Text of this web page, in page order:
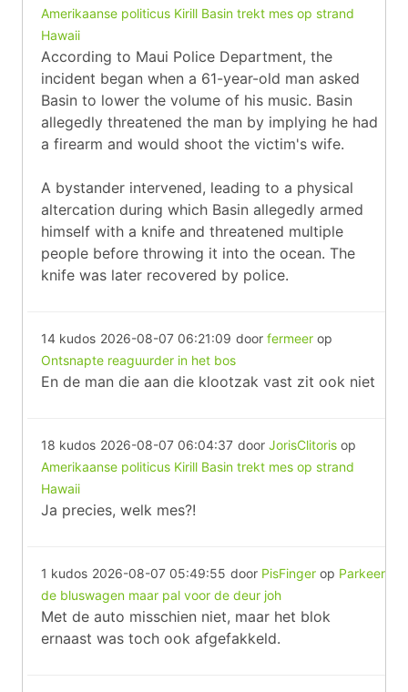
Amerikaanse politicus Kirill Basin trekt mes op strand
Hawaii
According to Maui Police Department, the
incident began when a 61-year-old man asked
Basin to lower the volume of his music. Basin
allegedly threatened the man by implying he had
a firearm and would shoot the victim's wife.
A bystander intervened, leading to a physical
altercation during which Basin allegedly armed
himself with a knife and threatened multiple
people before throwing it into the ocean. The
knife was later recovered by police.
14 kudos 2026-08-07 06:21:09 door fermeer op
Ontsnapte reaguurder in het bos
En de man die aan die klootzak vast zit ook niet
18 kudos 2026-08-07 06:04:37 door JorisClitoris op
Amerikaanse politicus Kirill Basin trekt mes op strand
Hawaii
Ja precies, welk mes?!
1 kudos 2026-08-07 05:49:55 door PisFinger op Parkeer
de bluswagen maar pal voor de deur joh
Met de auto misschien niet, maar het blok
ernaast was toch ook afgefakkeld.